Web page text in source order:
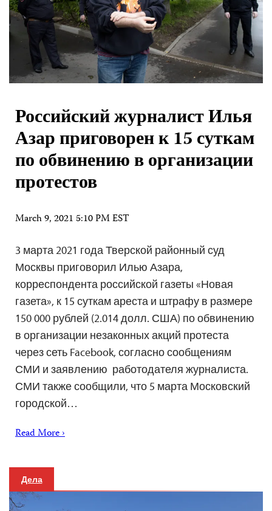
Российский журналист Илья
Азар приговорен к 15 суткам
по обвинению в организации
протестов
March 9, 2021 5:10 PM EST
3 марта 2021 года Тверской районный суд
Москвы приговорил Илью Азара,
корреспондента российской газеты «Новая
газета», к 15 суткам ареста и штрафу в размере
150 000 рублей (2.014 долл. США) по обвинению
в организации незаконных акций протеста
через сеть Facebook, согласно сообщениям
СМИ и заявлению работодателя журналиста.
СМИ также сообщили, что 5 марта Московский
городской…
Read More ›
Дела